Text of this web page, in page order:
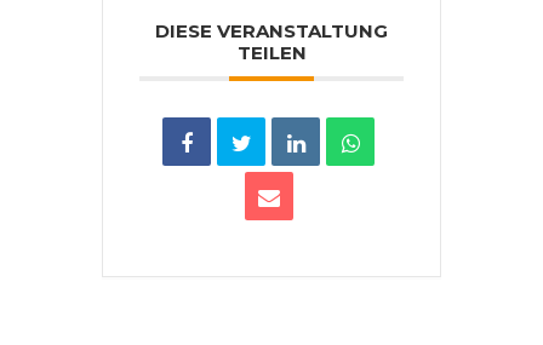
DIESE VERANSTALTUNG
TEILEN